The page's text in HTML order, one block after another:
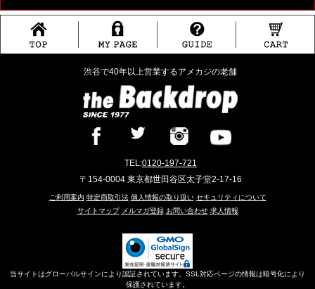
渋谷で40年以上営業するアメカジの老舗
TEL:0120-197-721
〒154-0004 東京都世田谷区太子堂2-17-16
ご利用案内 特定商取引法 個人情報の取り扱い セキュリティについて
サイトマップ メルマガ登録 お問い合わせ 求人情報
当サイトはグローバルサインにより認証されています。SSL対応ページの情報は暗号化により
保護されています。